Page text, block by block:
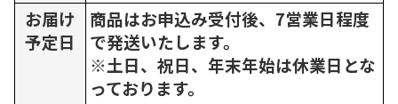
お届け
予定日
商品はお申込み受付後、7営業日程度
で発送いたします。
※土日、祝日、年末年始は休業日とな
っております。